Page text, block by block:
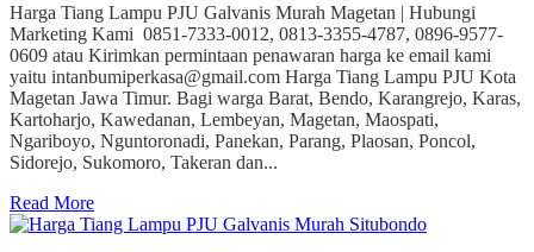
Harga Tiang Lampu PJU Galvanis Murah Magetan | Hubungi
Marketing Kami 0851-7333-0012, 0813-3355-4787, 0896-9577-
0609 atau Kirimkan permintaan penawaran harga ke email kami
yaitu intanbumiperkasa@gmail.com Harga Tiang Lampu PJU Kota
Magetan Jawa Timur. Bagi warga Barat, Bendo, Karangrejo, Karas,
Kartoharjo, Kawedanan, Lembeyan, Magetan, Maospati,
Ngariboyo, Nguntoronadi, Panekan, Parang, Plaosan, Poncol,
Sidorejo, Sukomoro, Takeran dan...
Read More